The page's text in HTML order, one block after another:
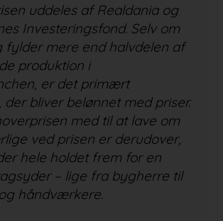
uddeles af Realdania og
Investeringsfond. Selv om
fylder mere end halvdelen af
produktion i
er det primært
bliver belønnet med priser.
med til at lave om
ved prisen er derudover,
hele holdet frem for en
– lige fra bygherre til
håndværkere.